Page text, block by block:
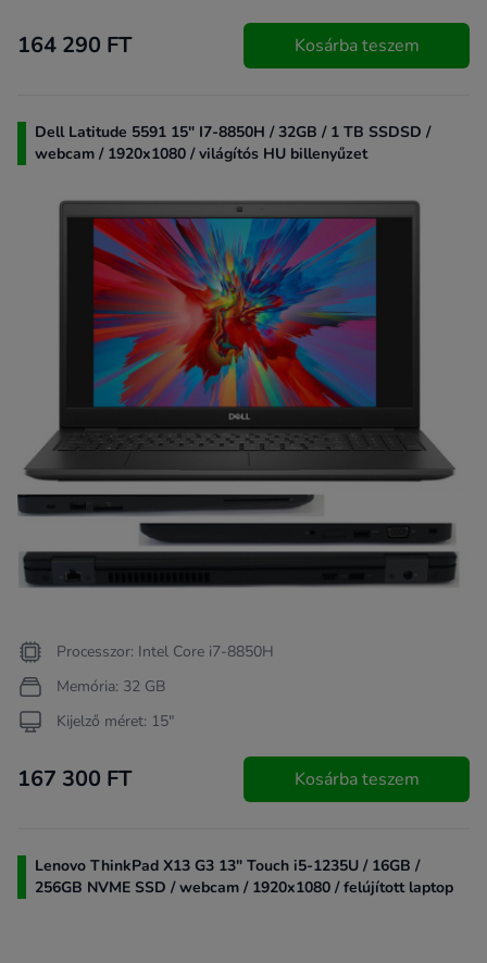
164 290 FT Kosárba teszem
Dell Latitude 5591 15" I7-8850H / 32GB / 1 TB SSDSD /
webcam / 1920x1080 / világítós HU billenyűzet
Processzor: Intel Core i7-8850H
Memória: 32 GB
Kijelző méret: 15"
167 300 FT Kosárba teszem
Lenovo ThinkPad X13 G3 13" Touch i5-1235U / 16GB /
256GB NVME SSD / webcam / 1920x1080 / felújított laptop